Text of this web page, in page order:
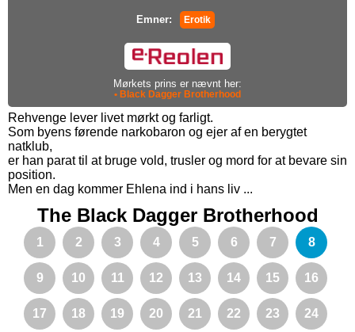
Emner: Erotik
Mørkets prins er nævnt her:
• Black Dagger Brotherhood
Rehvenge lever livet mørkt og farligt.
Som byens førende narkobaron og ejer af en berygtet
natklub,
er han parat til at bruge vold, trusler og mord for at bevare sin
position.
Men en dag kommer Ehlena ind i hans liv ...
The Black Dagger Brotherhood
1 2 3 4 5 6 7 8
9 10 11 12 13 14 15 16
17 18 19 20 21 22 23 24